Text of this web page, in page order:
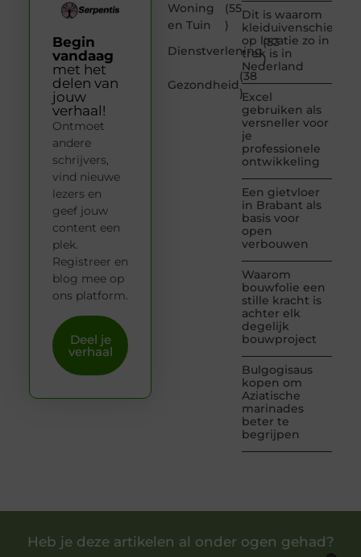
Woning
en Tuin
(55
)
Dienstverlening
(53
)
Gezondheid
(38
)
Dit is waarom
kleiduivenschieten
op locatie zo in
trek is in
Nederland
Excel
gebruiken als
versneller voor
je
professionele
ontwikkeling
Een gietvloer
in Brabant als
basis voor
open
verbouwen
Waarom
bouwfolie een
stille kracht is
achter elk
degelijk
bouwproject
Bulgogisaus
kopen om
Aziatische
marinades
beter te
begrijpen
Begin
vandaag
met het
delen van
jouw
verhaal!
Ontmoet
andere
schrijvers,
vind nieuwe
lezers en
geef jouw
content een
plek.
Registreer en
blog mee op
ons platform.
Deel je
verhaal
Heb je deze artikelen al onder ogen gehad?